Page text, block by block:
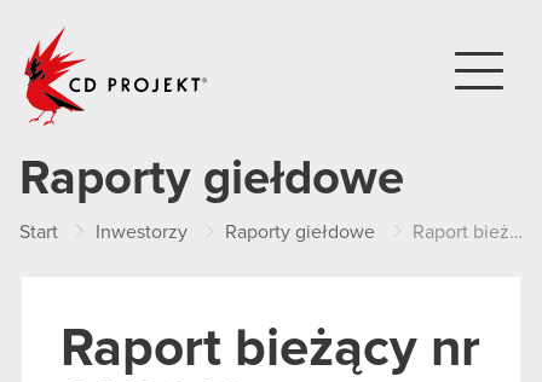
Raporty giełdowe
Start Inwestorzy Raporty giełdowe Raport bieżący nr 31/2016
Raport bieżący nr